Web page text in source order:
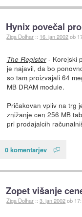
Hynix povečal
Ziga Dolhar :: 16. jan 2002ob
The Register- Korejski
je najavil, da bo
so tam proizvajali 64
MB DRAM module.
Pričakovan vpliv na trg
znižanje cen 256 MB
pri prodajalcih
0 komentarjev
Zopet višanje
Ziga Dolhar ::3. jan 2002ob